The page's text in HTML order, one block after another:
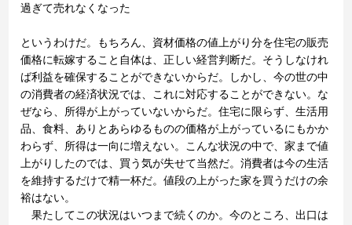
過ぎて売れなくなった
というわけだ。もちろん、資材価格の値上がり分を住宅の販売
価格に転嫁すること自体は、正しい経営判断だ。そうしなけれ
ば利益を確保することができないからだ。しかし、今の世の中
の消費者の経済状況では、これに対応することができない。な
ぜなら、所得が上がっていないからだ。住宅に限らず、生活用
品、食料、ありとあらゆるものの価格が上がっているにもかか
わらず、所得は一向に増えない。こんな状況の中で、家まで値
上がりしたのでは、買う気が失せて当然だ。消費者は今の生活
を維持するだけで精一杯だ。値段の上がった家を買うだけの余
裕はない。
果たしてこの状況はいつまで続くのか。今のところ、出口は